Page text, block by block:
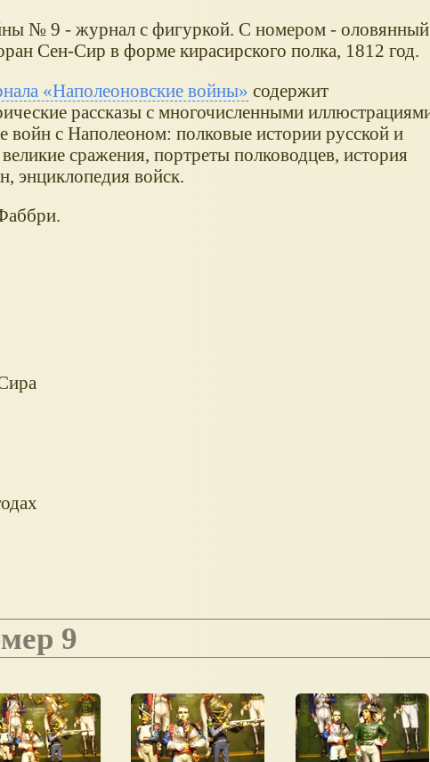
№ 9 - журнал с фигуркой. С номером - оловянный
Сен-Сир в форме кирасирского полка, 1812 год.
Наполеоновские войны
содержит
рассказы с многочисленными
войн с Наполеоном: полковые истории русской и
сражения, портреты полководцев, история
энциклопедия войск.
9